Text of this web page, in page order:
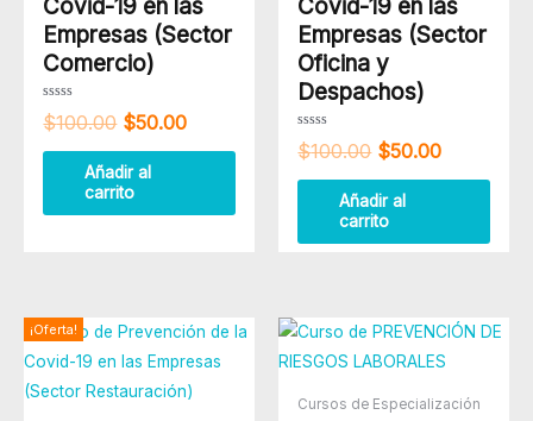
Covid-19 en las
Empresas (Sector
Comercio)
Valorado
con
de
$100.00 $50.00
Añadir al
carrito
Covid-19 en las
Empresas (Sector
Oficina y
Despachos)
Valorado
con
de
$100.00 $50.00
Añadir al
carrito
¡Oferta!
El
precio
original
era:
El
precio
es:
Cursos de Especialización